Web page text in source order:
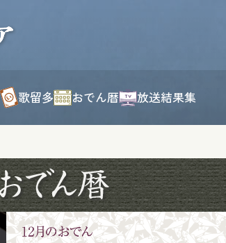
歌留多 おでん暦 放送結果集